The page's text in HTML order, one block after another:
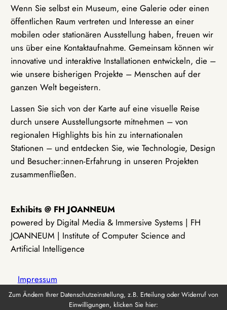
Wenn Sie selbst ein Museum, eine Galerie oder einen
öffentlichen Raum vertreten und Interesse an einer
mobilen oder stationären Ausstellung haben, freuen wir
uns über eine Kontaktaufnahme. Gemeinsam können wir
innovative und interaktive Installationen entwickeln, die –
wie unsere bisherigen Projekte – Menschen auf der
ganzen Welt begeistern.
Lassen Sie sich von der Karte auf eine visuelle Reise
durch unsere Ausstellungsorte mitnehmen – von
regionalen Highlights bis hin zu internationalen
Stationen – und entdecken Sie, wie Technologie, Design
und Besucher:innen-Erfahrung in unseren Projekten
zusammenfließen.
Exhibits @ FH JOANNEUM
powered by Digital Media & Immersive Systems | FH
JOANNEUM | Institute of Computer Science and
Artificial Intelligence
Impressum
Zum Ändern Ihrer Datenschutzeinstellung, z.B. Erteilung oder Widerruf von
Einwilligungen, klicken Sie hier: